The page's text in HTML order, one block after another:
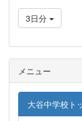
3日分
メニュー
大谷中学校ト